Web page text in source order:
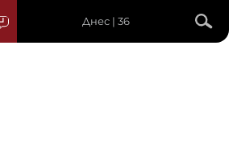
Днес | 36